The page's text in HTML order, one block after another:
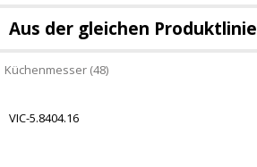
Aus der gleichen Produktlinie
Küchenmesser (48)
VIC-5.8404.16